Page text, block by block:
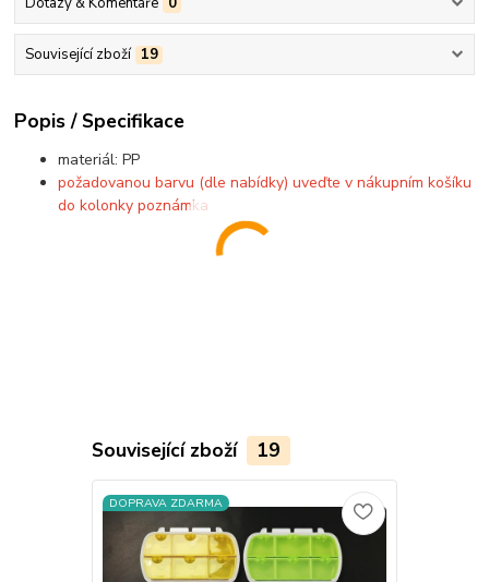
Související zboží 19
Popis / Specifikace
materiál: PP
požadovanou barvu (dle nabídky) uveďte v nákupním košíku
do kolonky poznámka
Související zboží 19
DOPRAVA ZDARMA